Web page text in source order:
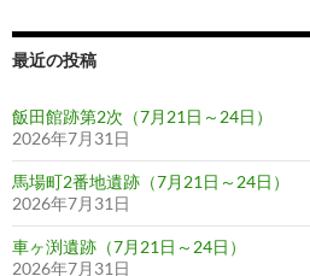
ョ
最近の投稿
飯田館跡第2次（7月21日～24日）
2026年7月31日
馬場町2番地遺跡（7月21日～24日）
2026年7月31日
車ヶ渕遺跡（7月21日～24日）
2026年7月31日